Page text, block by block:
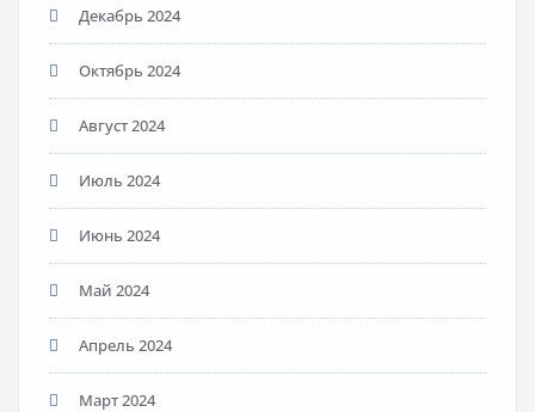
Декабрь 2024
Октябрь 2024
Август 2024
Июль 2024
Июнь 2024
Май 2024
Апрель 2024
Март 2024